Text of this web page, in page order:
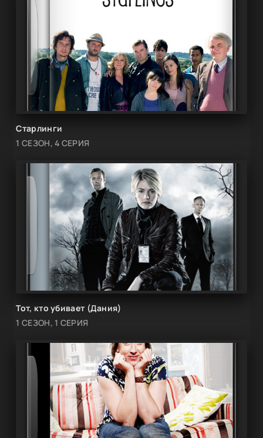
Старлинги
1 СЕЗОН, 4 СЕРИЯ
Тот, кто убивает (Дания)
1 СЕЗОН, 1 СЕРИЯ